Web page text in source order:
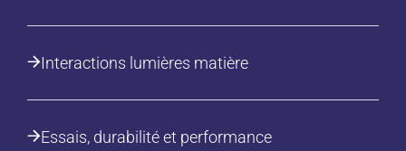
Interactions lumières matière
Essais, durabilité et performance